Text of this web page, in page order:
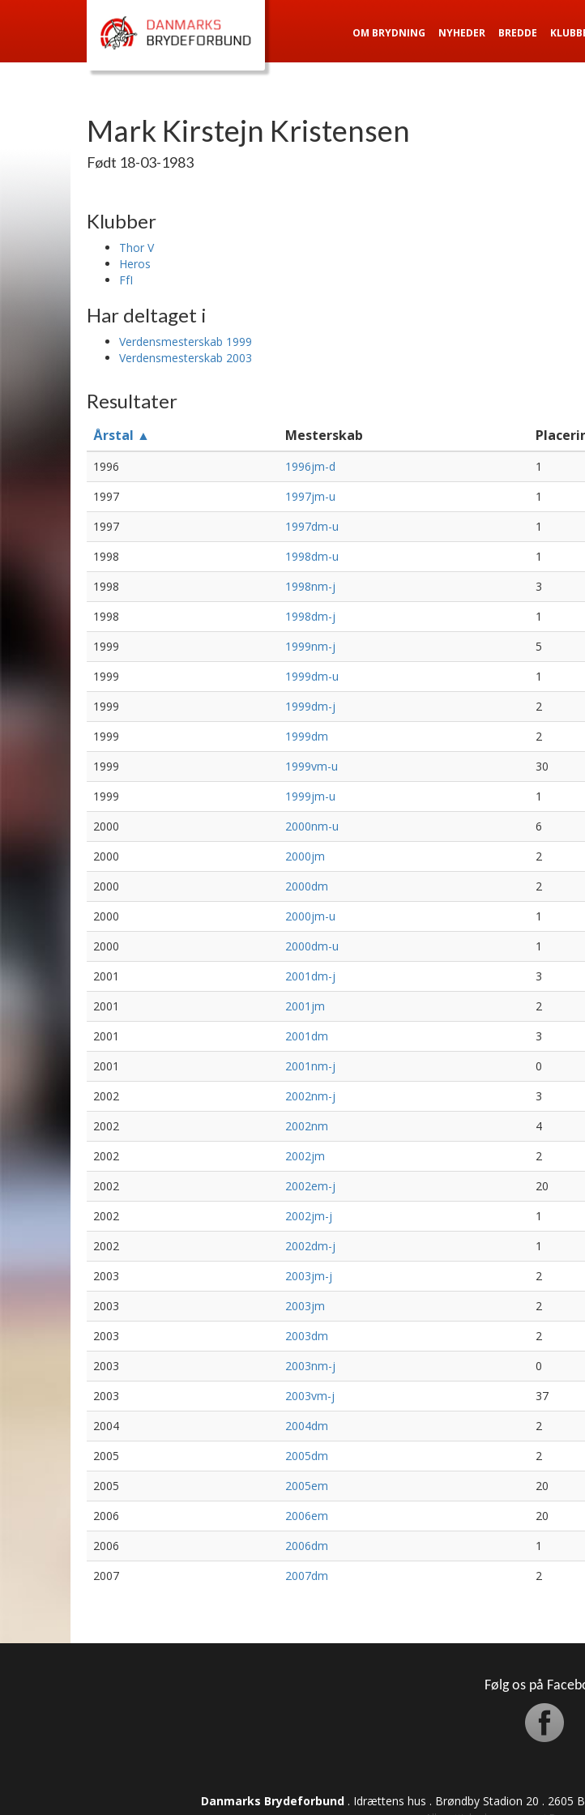
OM BRYDNING NYHEDER BREDDE
Mark Kirstejn Kristensen
Født 18-03-1983
Klubber
Thor V
Heros
FfI
Har deltaget i
Verdensmesterskab 1999
Verdensmesterskab 2003
Resultater
Årstal ▲ Mesterskab
1996 1996jm-d 1
1997
1997jm-u 1
1997
1997dm-u 1
1998
1998dm-u 1
1998
1998nm-j 3
1998
1998dm-j 1
1999
1999nm-j 5
1999
1999dm-u 1
1999
1999dm-j 2
1999
1999dm 2
1999
1999vm-u 30
1999
1999jm-u 1
2000
2000nm-u 6
2000
2000jm 2
2000
2000dm 2
2000
2000jm-u 1
2000
2000dm-u 1
2001
2001dm-j 3
2001
2001jm 2
2001
2001dm 3
2001
2001nm-j 0
2002
2002nm-j 3
2002
2002nm 4
2002
2002jm 2
2002
2002em-j 20
2002
2002jm-j 1
2002
2002dm-j 1
2003
2003jm-j 2
2003
2003jm 2
2003
2003dm 2
2003
2003nm-j 0
2003
2003vm-j 37
2004
2004dm 2
2005
2005dm 2
2005
2005em 20
2006
2006em 20
2006
2006dm 1
2007
2007dm 2
Følg os på
Danmarks Brydeforbund. Idrættens hus . Brøndby Stadion 20 . 2605